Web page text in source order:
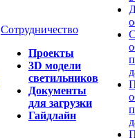
Сотрудничество
Проекты
3D модели
светильников
Документы
для загрузки
Гайдлайн